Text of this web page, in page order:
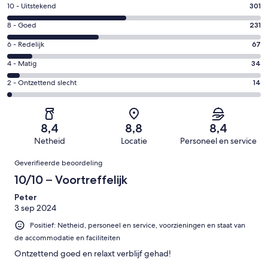
Gastenscore:
10
-
Uitstekend.
301
van
647
beoordelingen
10 - Uitstekend 301
Gastenscore:
8
-
Goed.
231
van
beoordelingen
8 - Goed 231
Gastenscore:
6
-
Redelijk.
67
beoordelingen
6 - Redelijk 67
Gastenscore:
4
-
4 - Matig 34
Gastenscore:
2
Ontzettend
van
beoordelingen
2 - Ontzettend slecht 14
8,4
Netheid
8,8
Locatie
8,4
Personeel en service
Beoordelingen
Geverifieerde beoordeling
10/10 – Voortreffelijk
Peter
3 sep 2024
Positief: Netheid, personeel en service, voorzieningen en staat van
de accommodatie en faciliteiten
Ontzettend goed en relaxt verblijf gehad!